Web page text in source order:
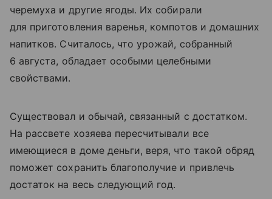
черемуха и другие ягоды. Их собирали
для приготовления варенья, компотов и домашних
напитков. Считалось, что урожай, собранный
6 августа, обладает особыми целебными
свойствами.
Существовал и обычай, связанный с достатком.
На рассвете хозяева пересчитывали все
имеющиеся в доме деньги, веря, что такой обряд
поможет сохранить благополучие и привлечь
достаток на весь следующий год.